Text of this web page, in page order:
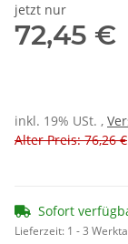
jetzt nur
72,45 €
inkl. 19% USt. ,
Alter Preis: 76,26 €
Sofort
Lieferzeit: 1 - 3